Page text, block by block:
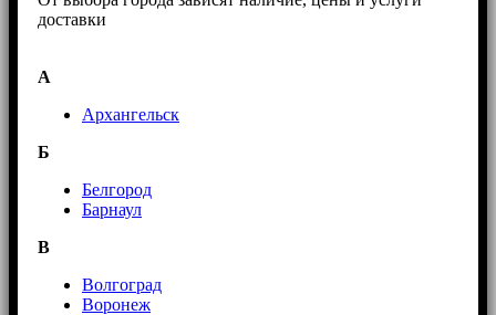
доставки
А
Архангельск
Б
Белгород
Барнаул
В
Волгоград
Воронеж